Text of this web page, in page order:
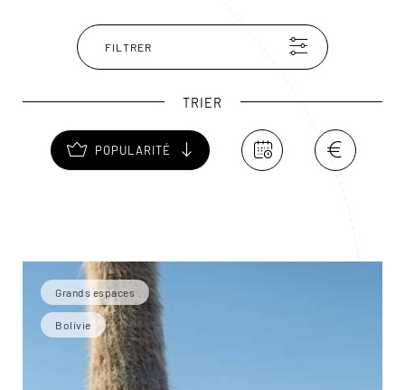
FILTRER
TRIER
POPULARITÉ
Grands espaces
Bolivie